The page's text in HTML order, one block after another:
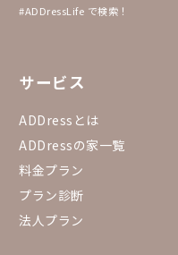
#ADDressLife で検索！
サービス
ADDressとは
ADDressの家一覧
料金プラン
プラン診断
法人プラン